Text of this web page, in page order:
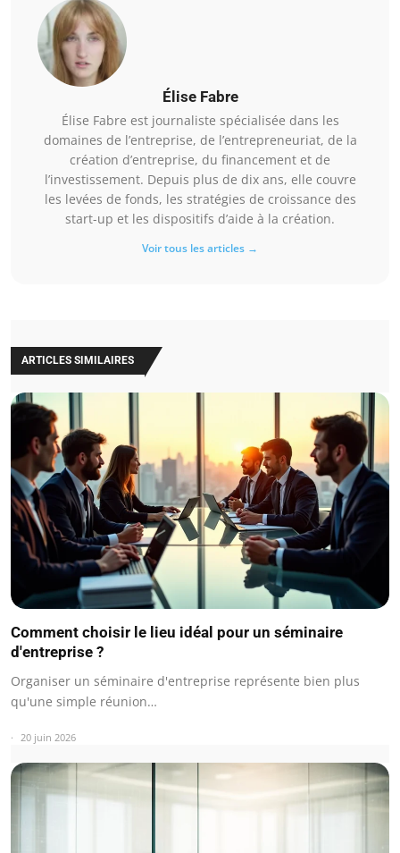
Élise Fabre
Élise Fabre est journaliste spécialisée dans les
domaines de l’entreprise, de l’entrepreneuriat, de la
création d’entreprise, du financement et de
l’investissement. Depuis plus de dix ans, elle couvre
les levées de fonds, les stratégies de croissance des
start-up et les dispositifs d’aide à la création.
Voir tous les articles →
ARTICLES SIMILAIRES
Comment choisir le lieu idéal pour un séminaire
d'entreprise ?
Organiser un séminaire d'entreprise représente bien plus
qu'une simple réunion…
20 juin 2026